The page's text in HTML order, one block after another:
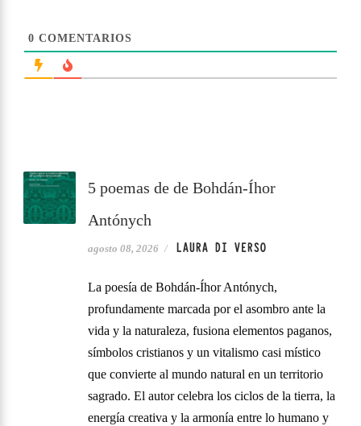
0 COMENTARIOS
5 poemas de de Bohdán-Íhor
Antónych
agosto 08, 2026 / LAURA DI VERSO
La poesía de Bohdán-Íhor Antónych,
profundamente marcada por el asombro ante la
vida y la naturaleza, fusiona elementos paganos,
símbolos cristianos y un vitalismo casi místico
que convierte al mundo natural en un territorio
sagrado. El autor celebra los ciclos de la tierra, la
energía creativa y la armonía entre lo humano y